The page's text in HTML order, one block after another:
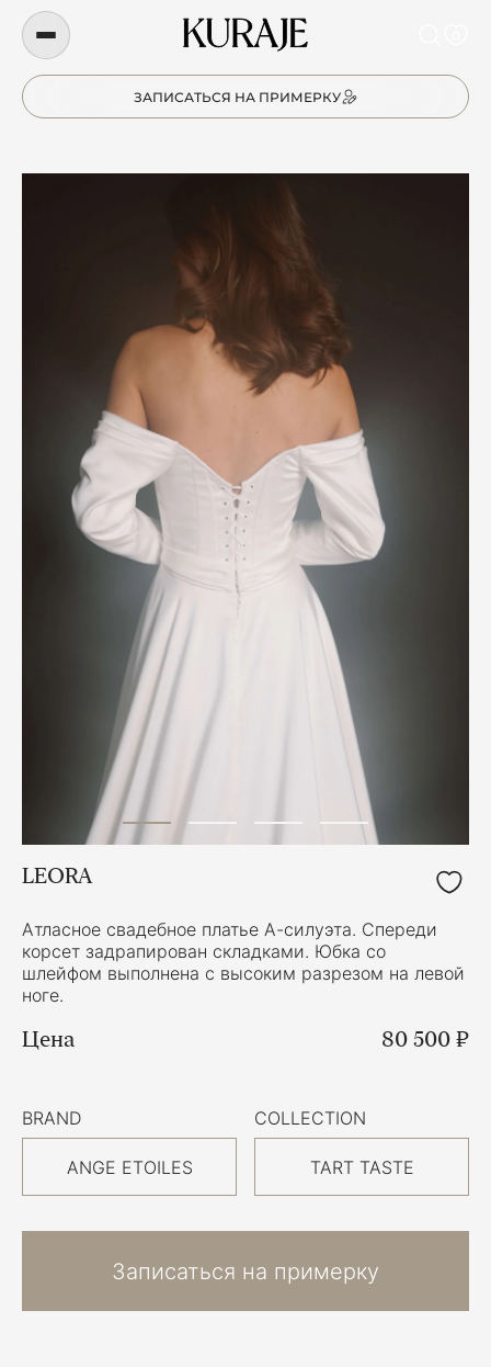
ЗАПИСАТЬСЯ НА ПРИМЕРКУ
LEORA
Атласное свадебное платье А-силуэта. Спереди
корсет задрапирован складками. Юбка со
шлейфом выполнена с высоким разрезом на левой
ноге.
Цена 80 500 ₽
BRAND
ANGE ETOILES
COLLECTION
TART TASTE
Записаться на примерку